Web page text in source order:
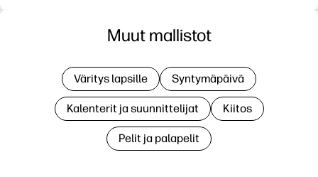
Muut mallistot
Väritys lapsille Syntymäpäivä
Kalenterit ja suunnittelijat Kiitos
Pelit ja palapelit